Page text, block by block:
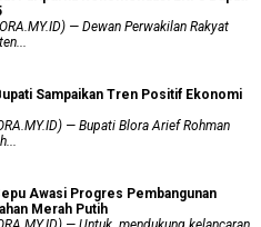
— Dewan Perwakilan Rakyat
Sampaikan Tren Positif Ekonomi
— Bupati Blora Arief Rohman
Awasi Progres Pembangunan
Merah Putih